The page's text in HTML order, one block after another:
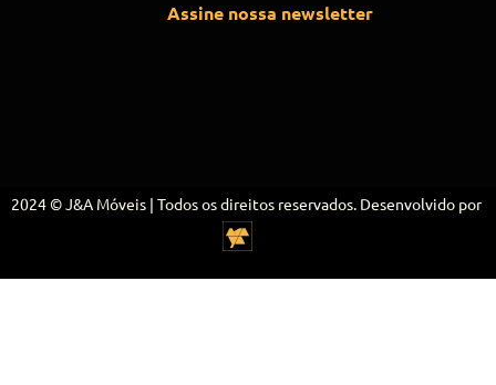
Assine nossa newsletter
2024 © J&A Móveis | Todos os direitos reservados. Desenvolvido por